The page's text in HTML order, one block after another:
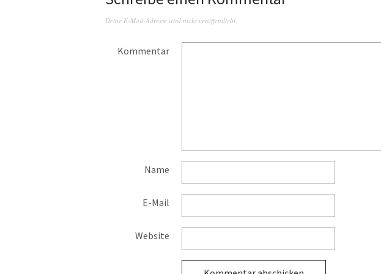
Deine E-Mail-Adresse wird nicht veröffentlicht.
Kommentar
Name
E-Mail
Website